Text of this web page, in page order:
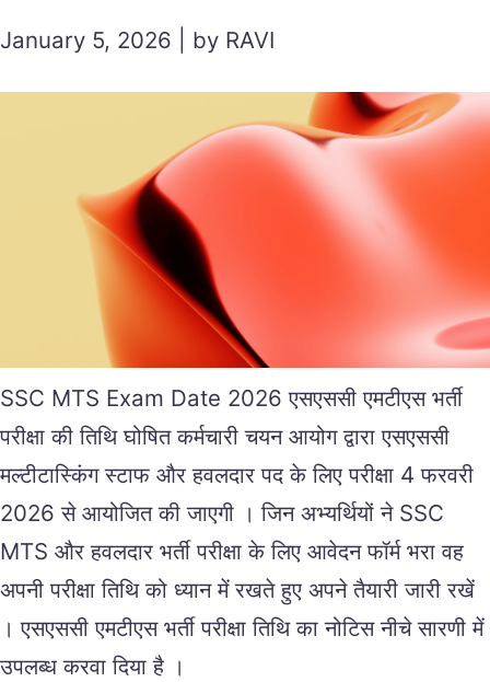
January 5, 2026 | by RAVI
SSC MTS Exam Date 2026 एसएससी एमटीएस भर्ती
परीक्षा की तिथि घोषित कर्मचारी चयन आयोग द्वारा एसएससी
मल्टीटास्किंग स्टाफ और हवलदार पद के लिए परीक्षा 4 फरवरी
2026 से आयोजित की जाएगी । जिन अभ्यर्थियों ने SSC
MTS और हवलदार भर्ती परीक्षा के लिए आवेदन फॉर्म भरा वह
अपनी परीक्षा तिथि को ध्यान में रखते हुए अपने तैयारी जारी रखें
। एसएससी एमटीएस भर्ती परीक्षा तिथि का नोटिस नीचे सारणी में
उपलब्ध करवा दिया है ।